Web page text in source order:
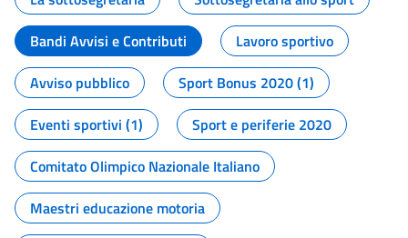
Bandi Avvisi e Contributi
Lavoro sportivo
Avviso pubblico
Sport Bonus 2020 (1)
Eventi sportivi (1)
Sport e periferie 2020
Comitato Olimpico Nazionale Italiano
Maestri educazione motoria